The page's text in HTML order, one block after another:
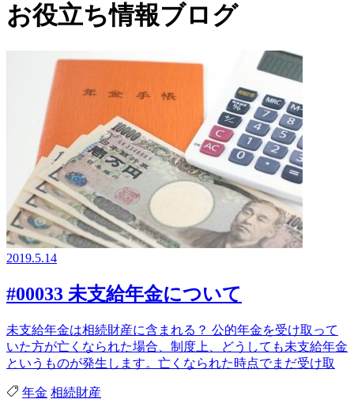
お役立ち情報ブログ
2019.5.14
#00033 未支給年金について
未支給年金は相続財産に含まれる？ 公的年金を受け取って
いた方が亡くなられた場合、制度上、どうしても未支給年金
というものが発生します。亡くなられた時点でまだ受け取
年金 相続財産